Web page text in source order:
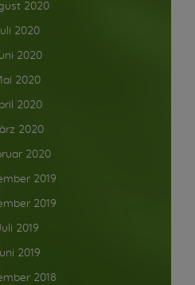
2020
2020
2020
2020
2020
2020
2020
2019
2019
2019
2019
2018